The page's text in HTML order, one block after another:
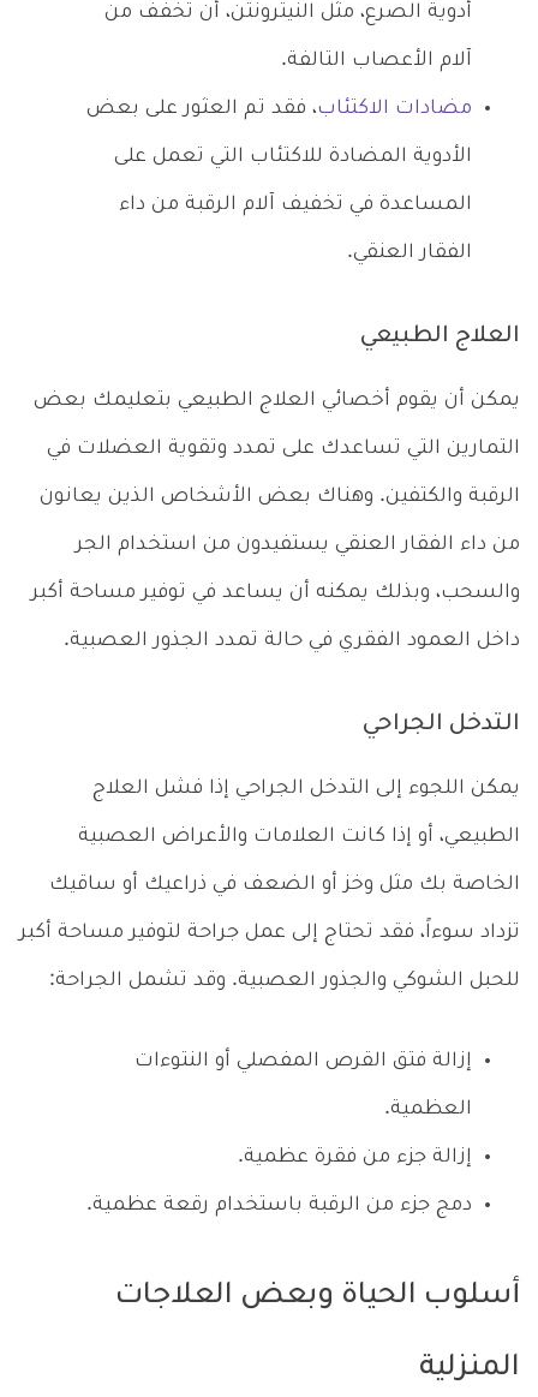
أدوية الصرع، مثل النيترونتن، أن تخفف من
آلام الأعصاب التالفة.
مضادات الاكتئاب، فقد تم العثور على بعض
الأدوية المضادة للاكتئاب التي تعمل على
المساعدة في تخفيف آلام الرقبة من داء
الفقار العنقي.
العلاج الطبيعي
يمكن أن يقوم أخصائي العلاج الطبيعي بتعليمك بعض
التمارين التي تساعدك على تمدد وتقوية العضلات في
الرقبة والكتفين. وهناك بعض الأشخاص الذين يعانون
من داء الفقار العنقي يستفيدون من استخدام الجر
والسحب، وبذلك يمكنه أن يساعد في توفير مساحة أكبر
داخل العمود الفقري في حالة تمدد الجذور العصبية.
التدخل الجراحي
يمكن اللجوء إلى التدخل الجراحي إذا فشل العلاج
الطبيعي، أو إذا كانت العلامات والأعراض العصبية
الخاصة بك مثل وخز أو الضعف في ذراعيك أو ساقيك
تزداد سوءاً، فقد تحتاج إلى عمل جراحة لتوفير مساحة أكبر
للحبل الشوكي والجذور العصبية. وقد تشمل الجراحة:
إزالة فتق القرص المفصلي أو النتوءات
العظمية.
إزالة جزء من فقرة عظمية.
دمج جزء من الرقبة باستخدام رقعة عظمية.
أسلوب الحياة وبعض العلاجات
المنزلية